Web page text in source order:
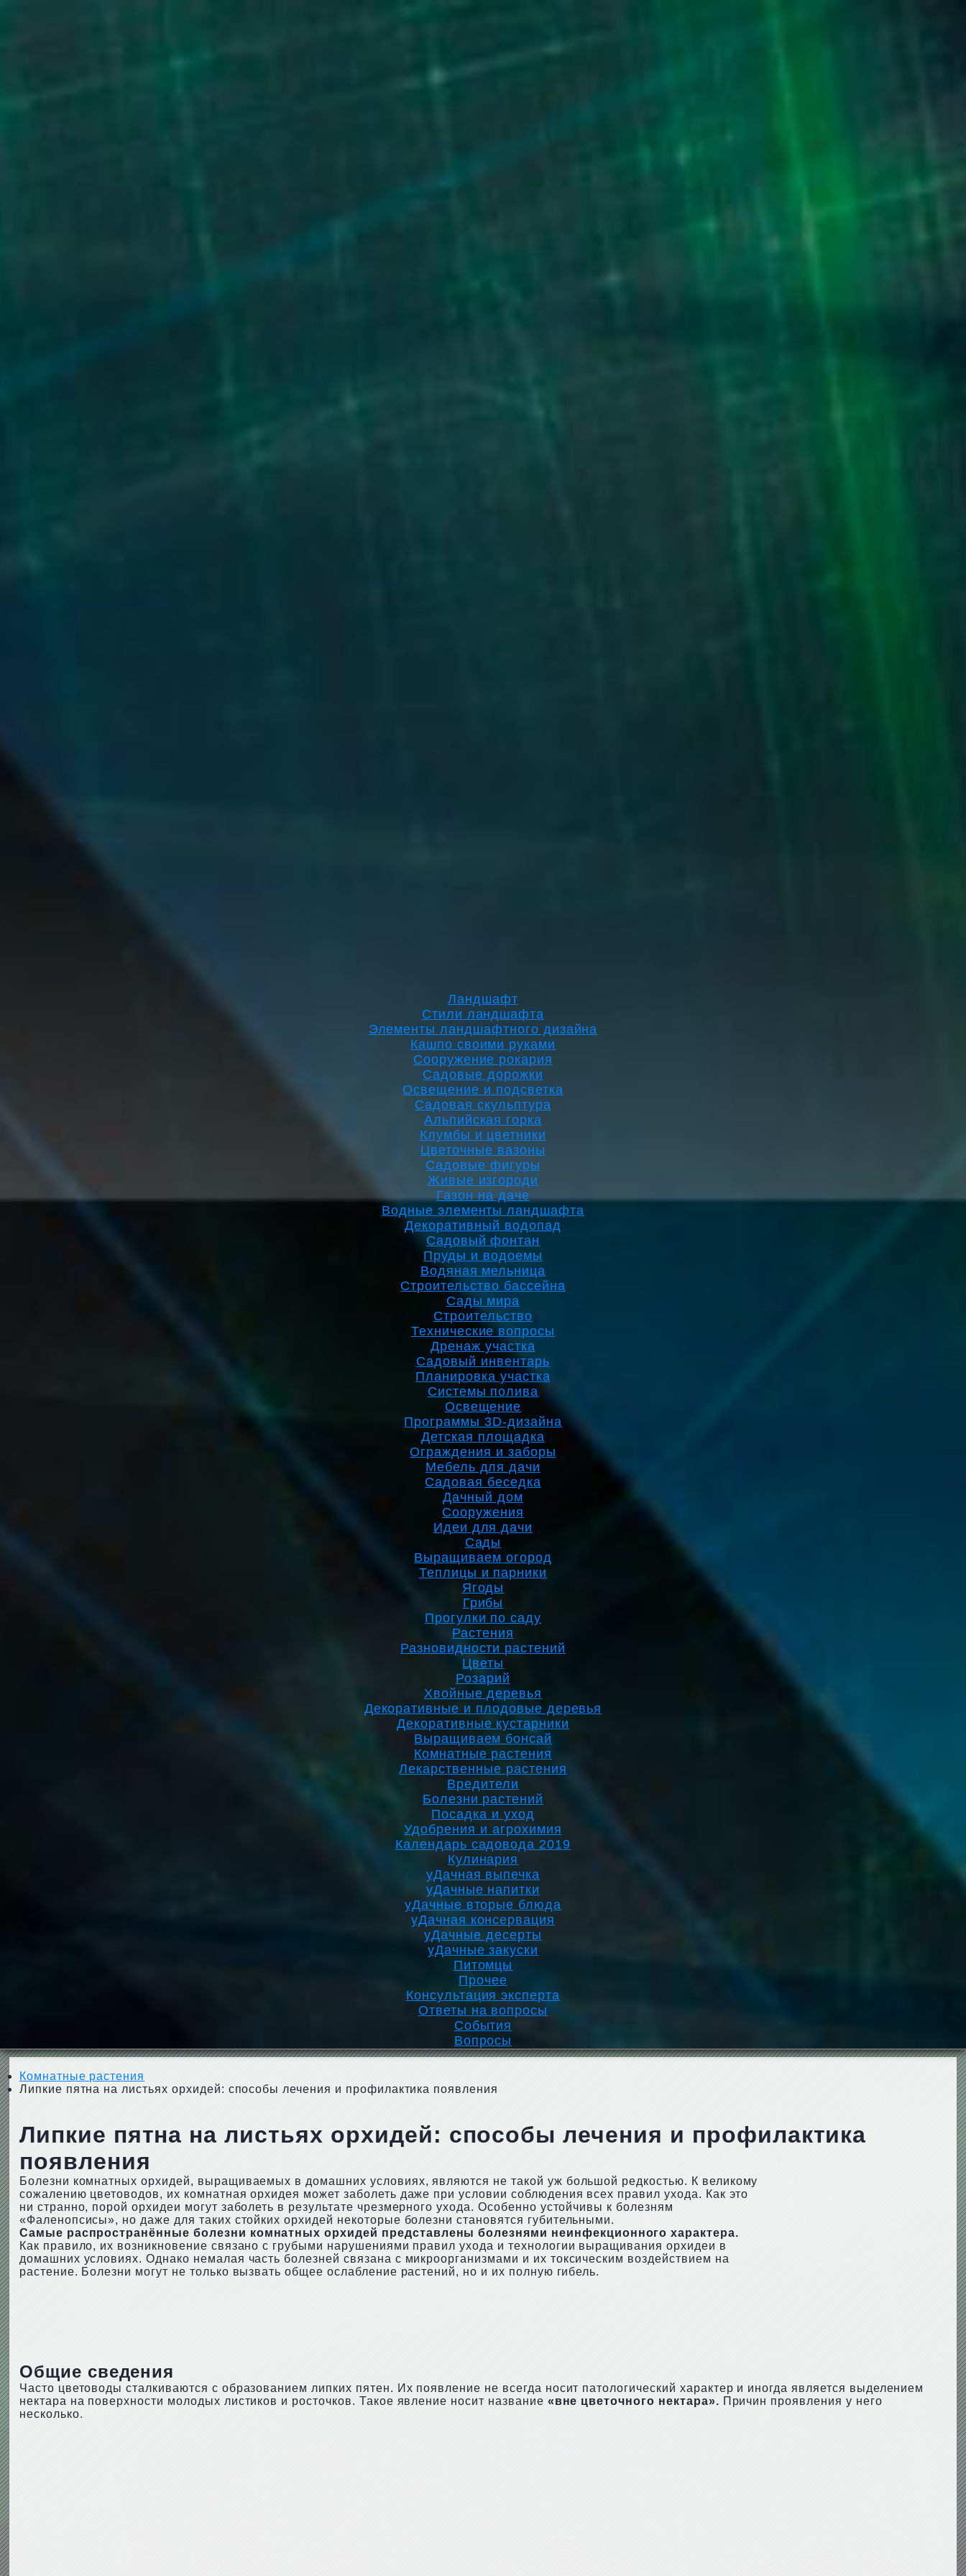
Ландшафт
Стили ландшафта
Элементы ландшафтного дизайна
Кашпо своими руками
Сооружение рокария
Садовые дорожки
Освещение и подсветка
Садовая скульптура
Альпийская горка
Клумбы и цветники
Цветочные вазоны
Садовые фигуры
Живые изгороди
Газон на даче
Водные элементы ландшафта
Декоративный водопад
Садовый фонтан
Пруды и водоемы
Водяная мельница
Строительство бассейна
Сады мира
Строительство
Технические вопросы
Дренаж участка
Садовый инвентарь
Планировка участка
Системы полива
Освещение
Программы 3D-дизайна
Детская площадка
Ограждения и заборы
Мебель для дачи
Садовая беседка
Дачный дом
Сооружения
Идеи для дачи
Сады
Выращиваем огород
Теплицы и парники
Ягоды
Грибы
Прогулки по саду
Растения
Разновидности растений
Цветы
Розарий
Хвойные деревья
Декоративные и плодовые деревья
Декоративные кустарники
Выращиваем бонсай
Комнатные растения
Лекарственные растения
Вредители
Болезни растений
Посадка и уход
Удобрения и агрохимия
Календарь садовода 2019
Кулинария
уДачная выпечка
уДачные напитки
уДачные вторые блюда
уДачная консервация
уДачные десерты
уДачные закуски
Питомцы
Прочее
Консультация эксперта
Ответы на вопросы
События
Вопросы
Комнатные растения
Липкие пятна на листьях орхидей: способы лечения и профилактика появления
Липкие пятна на листьях орхидей: способы лечения и профилактика
появления
Болезни комнатных орхидей, выращиваемых в домашних условиях, являются не такой уж большой редкостью. К великому
сожалению цветоводов, их комнатная орхидея может заболеть даже при условии соблюдения всех правил ухода. Как это
ни странно, порой орхидеи могут заболеть в результате чрезмерного ухода. Особенно устойчивы к болезням
«Фаленопсисы», но даже для таких стойких орхидей некоторые болезни становятся губительными.
Самые распространённые болезни комнатных орхидей представлены болезнями неинфекционного характера.
Как правило, их возникновение связано с грубыми нарушениями правил ухода и технологии выращивания орхидеи в
домашних условиях. Однако немалая часть болезней связана с микроорганизмами и их токсическим воздействием на
растение. Болезни могут не только вызвать общее ослабление растений, но и их полную гибель.
Общие сведения
Часто цветоводы сталкиваются с образованием липких пятен. Их появление не всегда носит патологический характер и иногда является выделением
нектара на поверхности молодых листиков и росточков. Такое явление носит название «вне цветочного нектара». Причин проявления у него
несколько.